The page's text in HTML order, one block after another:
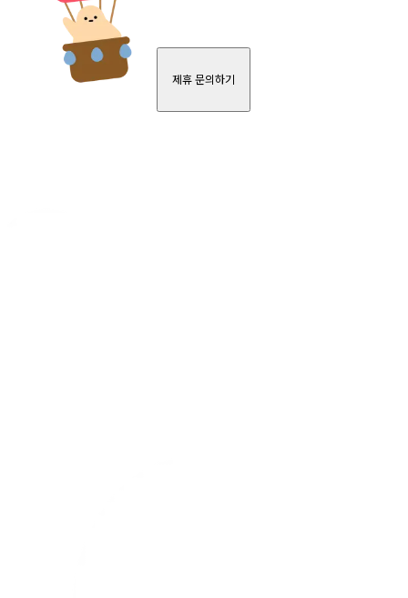
제휴 문의하기